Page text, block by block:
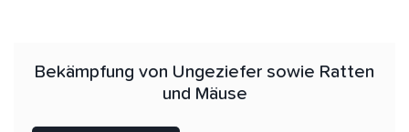
Bekämpfung von Ungeziefer sowie Ratten
und Mäuse